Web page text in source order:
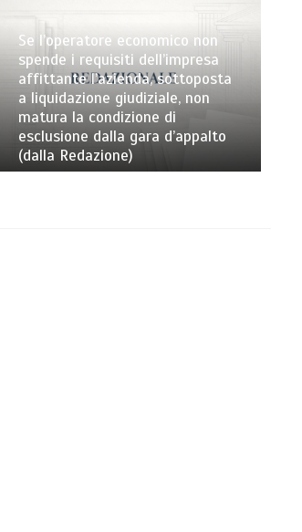
Se l’operatore economico non
spende i requisiti dell’impresa
affittante l’azienda, sottoposta
a liquidazione giudiziale, non
matura la condizione di
esclusione dalla gara d’appalto
(dalla Redazione)